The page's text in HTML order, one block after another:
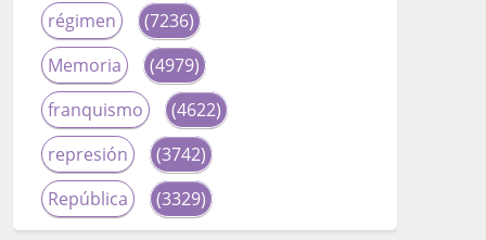
régimen
(7236)
Memoria
(4979)
franquismo
(4622)
represión
(3742)
República
(3329)